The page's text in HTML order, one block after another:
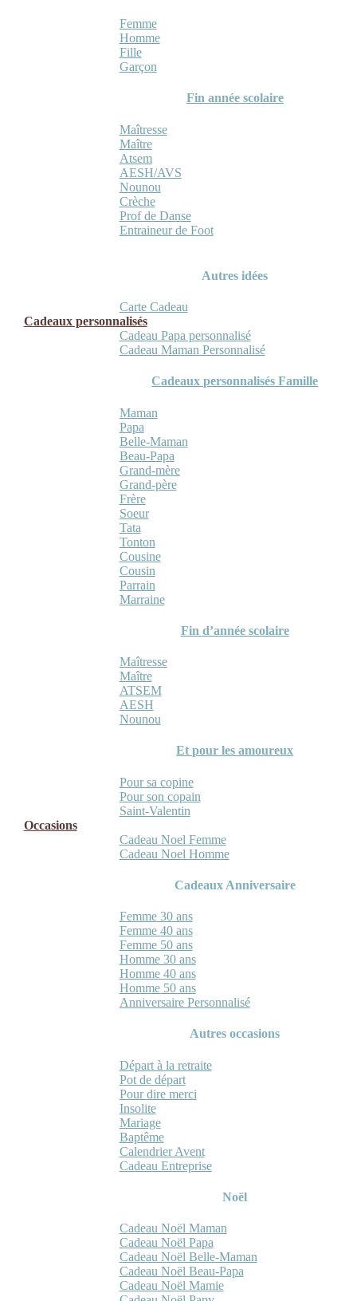
Femme
Homme
Fille
Garçon
Fin année scolaire
Maîtresse
Maître
Atsem
AESH/AVS
Nounou
Crèche
Prof de Danse
Entraineur de Foot
Autres idées
Carte Cadeau
Cadeaux personnalisés
Cadeau Papa personnalisé
Cadeau Maman Personnalisé
Cadeaux personnalisés Famille
Maman
Papa
Belle-Maman
Beau-Papa
Grand-mère
Grand-père
Frère
Soeur
Tata
Tonton
Cousine
Cousin
Parrain
Marraine
Fin d’année scolaire
Maîtresse
Maître
ATSEM
AESH
Nounou
Et pour les amoureux
Pour sa copine
Pour son copain
Saint-Valentin
Occasions
Cadeau Noel Femme
Cadeau Noel Homme
Cadeaux Anniversaire
Femme 30 ans
Femme 40 ans
Femme 50 ans
Homme 30 ans
Homme 40 ans
Homme 50 ans
Anniversaire Personnalisé
Autres occasions
Départ à la retraite
Pot de départ
Pour dire merci
Insolite
Mariage
Baptême
Calendrier Avent
Cadeau Entreprise
Noël
Cadeau Noël Maman
Cadeau Noël Papa
Cadeau Noël Belle-Maman
Cadeau Noël Beau-Papa
Cadeau Noël Mamie